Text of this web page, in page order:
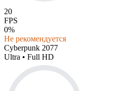
20
FPS
0%
Не рекомендуется
Cyberpunk 2077
Ultra • Full HD